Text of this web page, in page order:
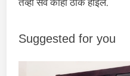
तेव्हा सर्व काही ठीक होईल.
Suggested for you